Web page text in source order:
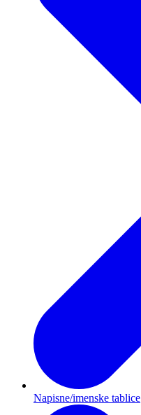
Napisne/imenske tablice